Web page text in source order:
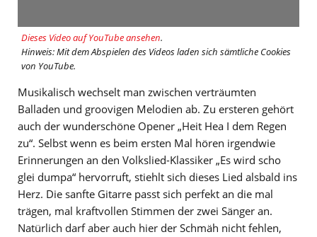
Dieses Video auf YouTube ansehen.
Hinweis: Mit dem Abspielen des Videos laden sich sämtliche Cookies
von YouTube.
Musikalisch wechselt man zwischen verträumten
Balladen und groovigen Melodien ab. Zu ersteren gehört
auch der wunderschöne Opener „Heit Hea I dem Regen
zu“. Selbst wenn es beim ersten Mal hören irgendwie
Erinnerungen an den Volkslied-Klassiker „Es wird scho
glei dumpa“ hervorruft, stiehlt sich dieses Lied alsbald ins
Herz. Die sanfte Gitarre passt sich perfekt an die mal
trägen, mal kraftvollen Stimmen der zwei Sänger an.
Natürlich darf aber auch hier der Schmäh nicht fehlen,